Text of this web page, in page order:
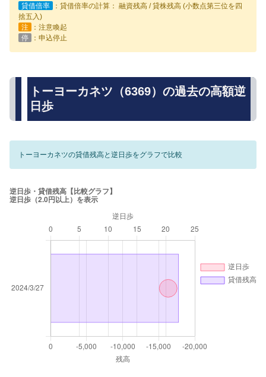
貸借倍率
：貸借倍率の計算： 融資残高 / 貸株残高 (小数点第三位を四
捨五入)
注
：注意喚起
停
：申込停止
トーヨーカネツ（6369）の過去の高額逆
日歩
トーヨーカネツの貸借残高と逆日歩をグラフで比較